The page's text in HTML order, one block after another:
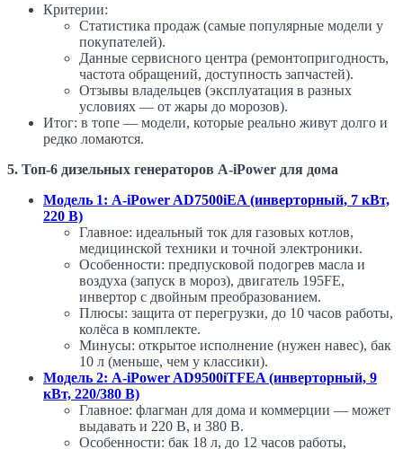
Критерии:
Статистика продаж (самые популярные модели у
покупателей).
Данные сервисного центра (ремонтопригодность,
частота обращений, доступность запчастей).
Отзывы владельцев (эксплуатация в разных
условиях — от жары до морозов).
Итог: в топе — модели, которые реально живут долго и
редко ломаются.
5. Топ-6 дизельных генераторов A-iPower для дома
Модель 1: A-iPower AD7500iEA (инверторный, 7 кВт,
220 В)
Главное: идеальный ток для газовых котлов,
медицинской техники и точной электроники.
Особенности: предпусковой подогрев масла и
воздуха (запуск в мороз), двигатель 195FE,
инвертор с двойным преобразованием.
Плюсы: защита от перегрузки, до 10 часов работы,
колёса в комплекте.
Минусы: открытое исполнение (нужен навес), бак
10 л (меньше, чем у классики).
Модель 2: A-iPower AD9500iTFEA (инверторный, 9
кВт, 220/380 В)
Главное: флагман для дома и коммерции — может
выдавать и 220 В, и 380 В.
Особенности: бак 18 л, до 12 часов работы,